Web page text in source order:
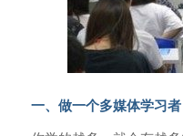
一、做一个多媒体学习者